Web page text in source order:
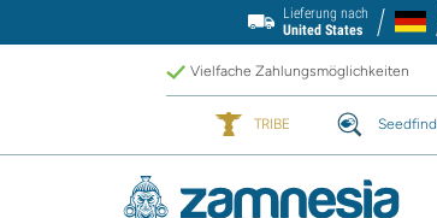
Lieferung nach
United States
Vielfache Zahlungsmöglichkeiten
TRIBE